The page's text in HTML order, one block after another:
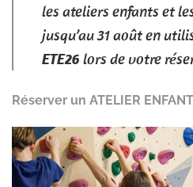
les ateliers enfants et
jusqu’au 31 août en
ETE26 lors de votre
Réserver un ATELIER